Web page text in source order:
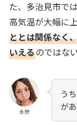
た、多治見市で
高気温が大幅に
ととは関係なく
いえるのではな
永野
う
が